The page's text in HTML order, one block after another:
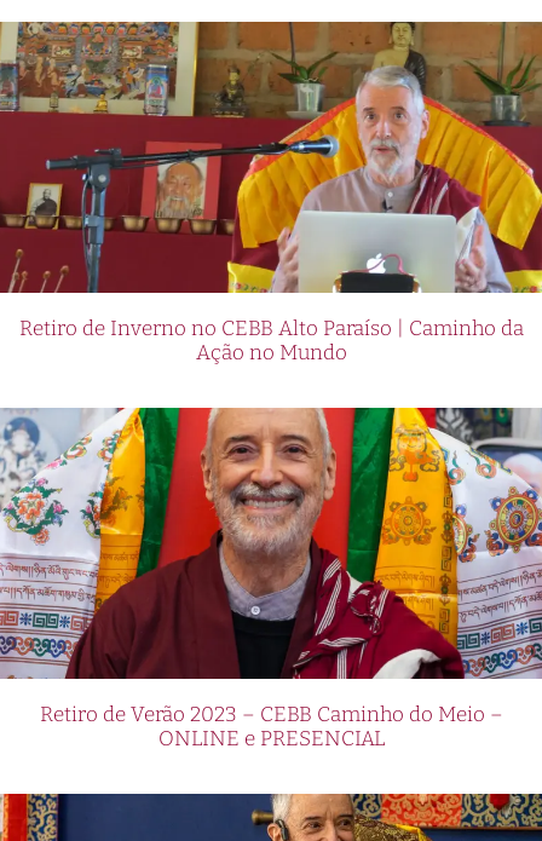
Retiro de Inverno no CEBB Alto Paraíso | Caminho da
Ação no Mundo
Retiro de Verão 2023 – CEBB Caminho do Meio –
ONLINE e PRESENCIAL